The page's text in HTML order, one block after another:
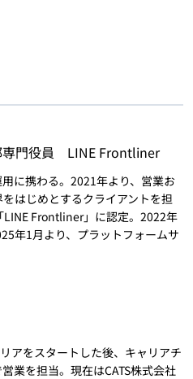
専門役員 LINE Frontliner
に携わる。2021年より、営業お
はじめとするクライアントを担
LINE Frontliner」に認定。2022年
年1月より、プラットフォームサ
アをスタートした後、キャリアチ
業を担当。現在はCATS株式会社